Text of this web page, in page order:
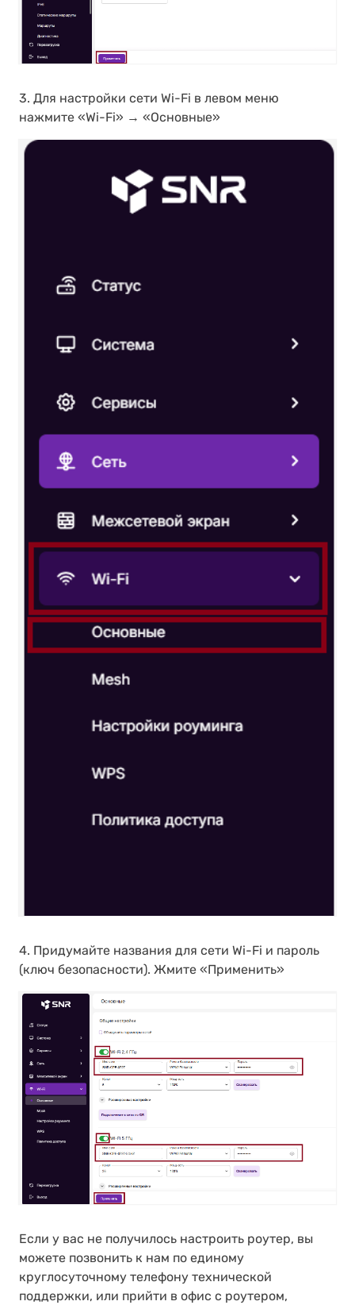
3. Для настройки сети Wi-Fi в левом меню
нажмите «Wi-Fi» → «Основные»
4. Придумайте названия для сети Wi-Fi и пароль
(ключ безопасности). Жмите «Применить»
Если у вас не получилось настроить роутер, вы
можете позвонить к нам по единому
круглосуточному телефону технической
поддержки, или прийти в офис с роутером,